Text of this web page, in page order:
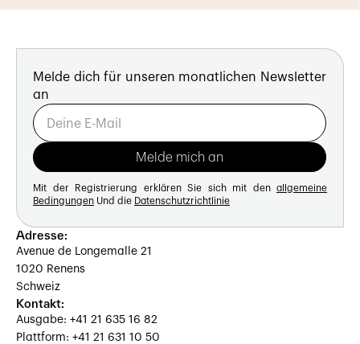
Melde dich für unseren monatlichen Newsletter
an
Mit der Registrierung erklären Sie sich mit den allgemeine
Bedingungen Und die Datenschutzrichtlinie
Adresse:
Avenue de Longemalle 21
1020 Renens
Schweiz
Kontakt:
Ausgabe: +41 21 635 16 82
Plattform: +41 21 631 10 50